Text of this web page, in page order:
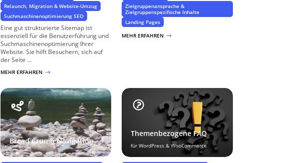
Relaunch, Migration & Website-Umzug
Suchmaschinenoptimierung SEO
Eine gut strukturierte Sitemap ist
essenziell für die Benutzerführung und
Suchmaschinenoptimierung Ihrer
Website. Sie hilft Besuchern, sich auf
der Seite ...
MEHR ERFAHREN $
Zielgruppenansprache &
Zielgruppenspezifische Inhalte
Landing Pages
MEHR ERFAHREN $
Bread Crumb Navigation
Themenbezogene FAQ
für WordPress & WooCommerce